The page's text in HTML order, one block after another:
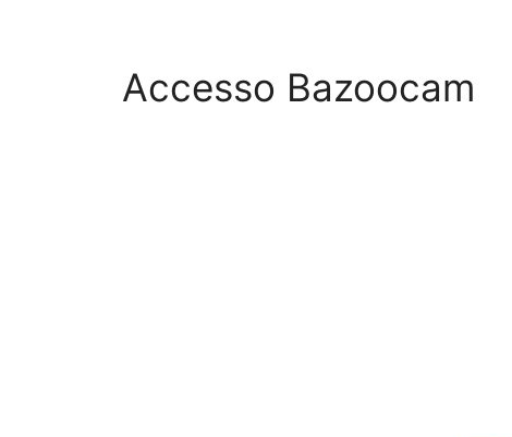
Accesso Bazoocam